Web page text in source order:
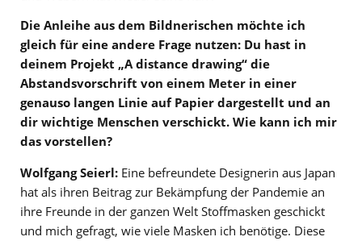
Die Anleihe aus dem Bildnerischen möchte ich
gleich für eine andere Frage nutzen: Du hast in
deinem Projekt „A distance drawing“ die
Abstandsvorschrift von einem Meter in einer
genauso langen Linie auf Papier dargestellt und an
dir wichtige Menschen verschickt. Wie kann ich mir
das vorstellen?
Wolfgang Seierl: Eine befreundete Designerin aus Japan
hat als ihren Beitrag zur Bekämpfung der Pandemie an
ihre Freunde in der ganzen Welt Stoffmasken geschickt
und mich gefragt, wie viele Masken ich benötige. Diese